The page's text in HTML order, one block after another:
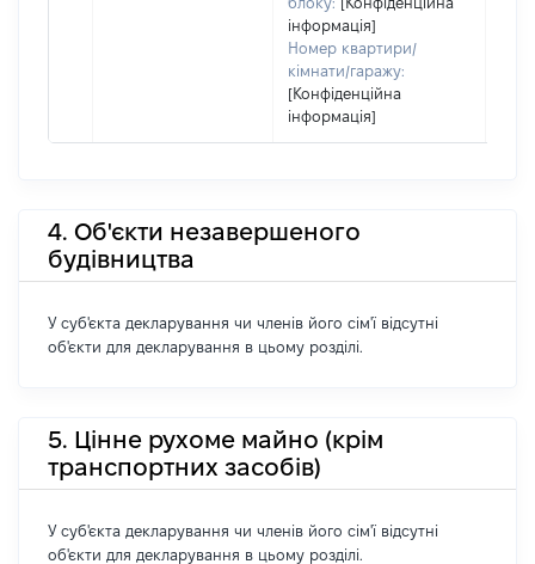
інформація]
Номер квартири/
кімнати/гаражу:
[Конфіденційна
інформація]
4. Об'єкти незавершеного
будівництва
У суб'єкта декларування чи членів його сім'ї відсутні
об'єкти для декларування в цьому розділі.
5. Цінне рухоме майно (крім
транспортних засобів)
У суб'єкта декларування чи членів його сім'ї відсутні
об'єкти для декларування в цьому розділі.